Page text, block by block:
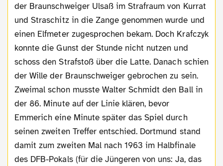
der Braunschweiger Ulsaß im Strafraum von Kurrat
und Straschitz in die Zange genommen wurde und
einen Elfmeter zugesprochen bekam. Doch Krafczyk
konnte die Gunst der Stunde nicht nutzen und
schoss den Strafstoß über die Latte. Danach schien
der Wille der Braunschweiger gebrochen zu sein.
Zweimal schon musste Walter Schmidt den Ball in
der 86. Minute auf der Linie klären, bevor
Emmerich eine Minute später das Spiel durch
seinen zweiten Treffer entschied. Dortmund stand
damit zum zweiten Mal nach 1963 im Halbfinale
des DFB-Pokals (für die Jüngeren von uns: Ja, das